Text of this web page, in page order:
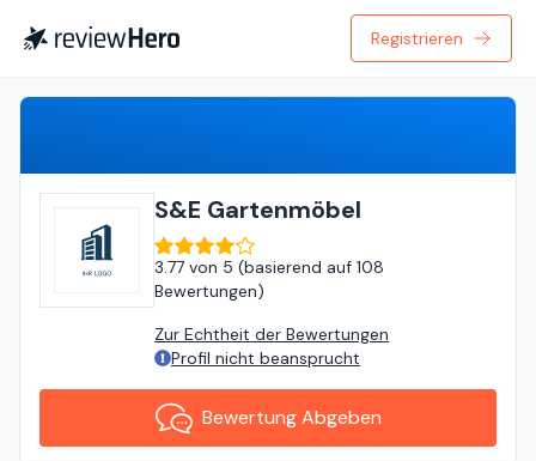
Registrieren
S&E Gartenmöbel
3.77 von 5 (basierend auf 108
Bewertungen)
Zur Echtheit der Bewertungen
Profil nicht beansprucht
Bewertung Abgeben